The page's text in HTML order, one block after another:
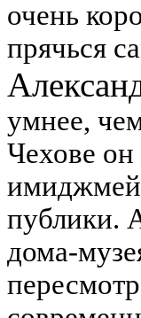
очень
прячься
умнее,
Чехове
публики.
дома-